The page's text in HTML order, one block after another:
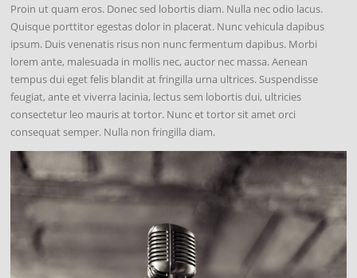
Proin ut quam eros. Donec sed lobortis diam. Nulla nec odio lacus.
Quisque porttitor egestas dolor in placerat. Nunc vehicula dapibus
ipsum. Duis venenatis risus non nunc fermentum dapibus. Morbi
lorem ante, malesuada in mollis nec, auctor nec massa. Aenean
tempus dui eget felis blandit at fringilla urna ultrices. Suspendisse
feugiat, ante et viverra lacinia, lectus sem lobortis dui, ultricies
consectetur leo mauris at tortor. Nunc et tortor sit amet orci
consequat semper. Nulla non fringilla diam.